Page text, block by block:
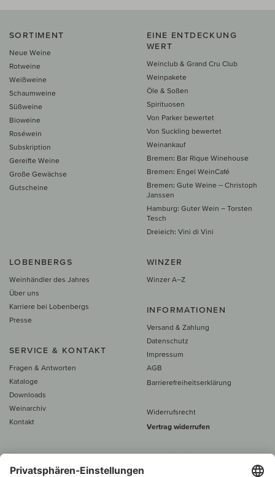
SORTIMENT
Neue Weine
Rotweine
Weißweine
Schaumweine
Süßweine
Bioweine
Roséwein
Subskription
Gereifte Weine
Große Gewächse
Gutscheine
EINE ENTDECKUNG
WERT
Weinclub & Grand Cru Club
Weinpakete
Öle & Soßen
Spirituosen
Von Parker bewertet
Von Suckling bewertet
Weinankauf
Bremen: Bar Rique Winehouse
Bremen: Engel WeinCafé
Bremen: Gute Weine – Christoph
Janssen
Hamburg: Guter Wein – Torsten
Tesch
Dreieich: Vini di Vini
LOBENBERGS
Weinhändler des Jahres
Über uns
Karriere bei Lobenbergs
Presse
SERVICE & KONTAKT
Fragen & Antworten
Kataloge
Downloads
Weinarchiv
Kontakt
WINZER
Winzer A–Z
INFORMATIONEN
Versand & Zahlung
Datenschutz
Impressum
AGB
Barrierefreiheitserklärung
Widerrufsrecht
Vertrag widerrufen
Alle Preise inkl. MwSt., zzgl. 5 €
60 € versand­kosten­